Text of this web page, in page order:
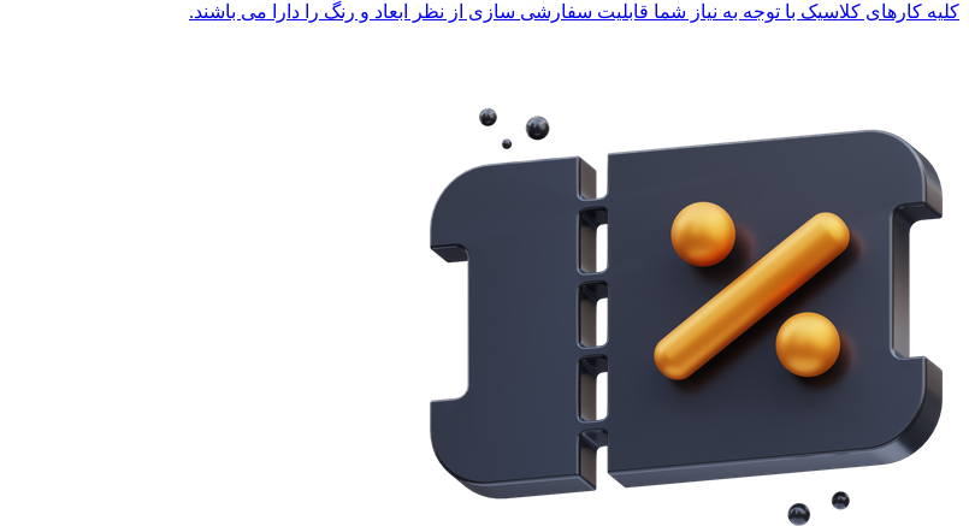
کلیه کارهای کلاسیک با توجه به نیاز شما قابلیت سفارشی سازی از نظر ابعاد و رنگ را دارا می باشند.